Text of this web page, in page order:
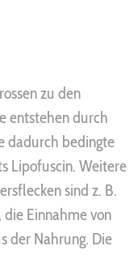
zu den
entstehen durch
dadurch bedingte
Lipofuscin. Weitere
sind z. B.
Einnahme von
der Nahrung. Die